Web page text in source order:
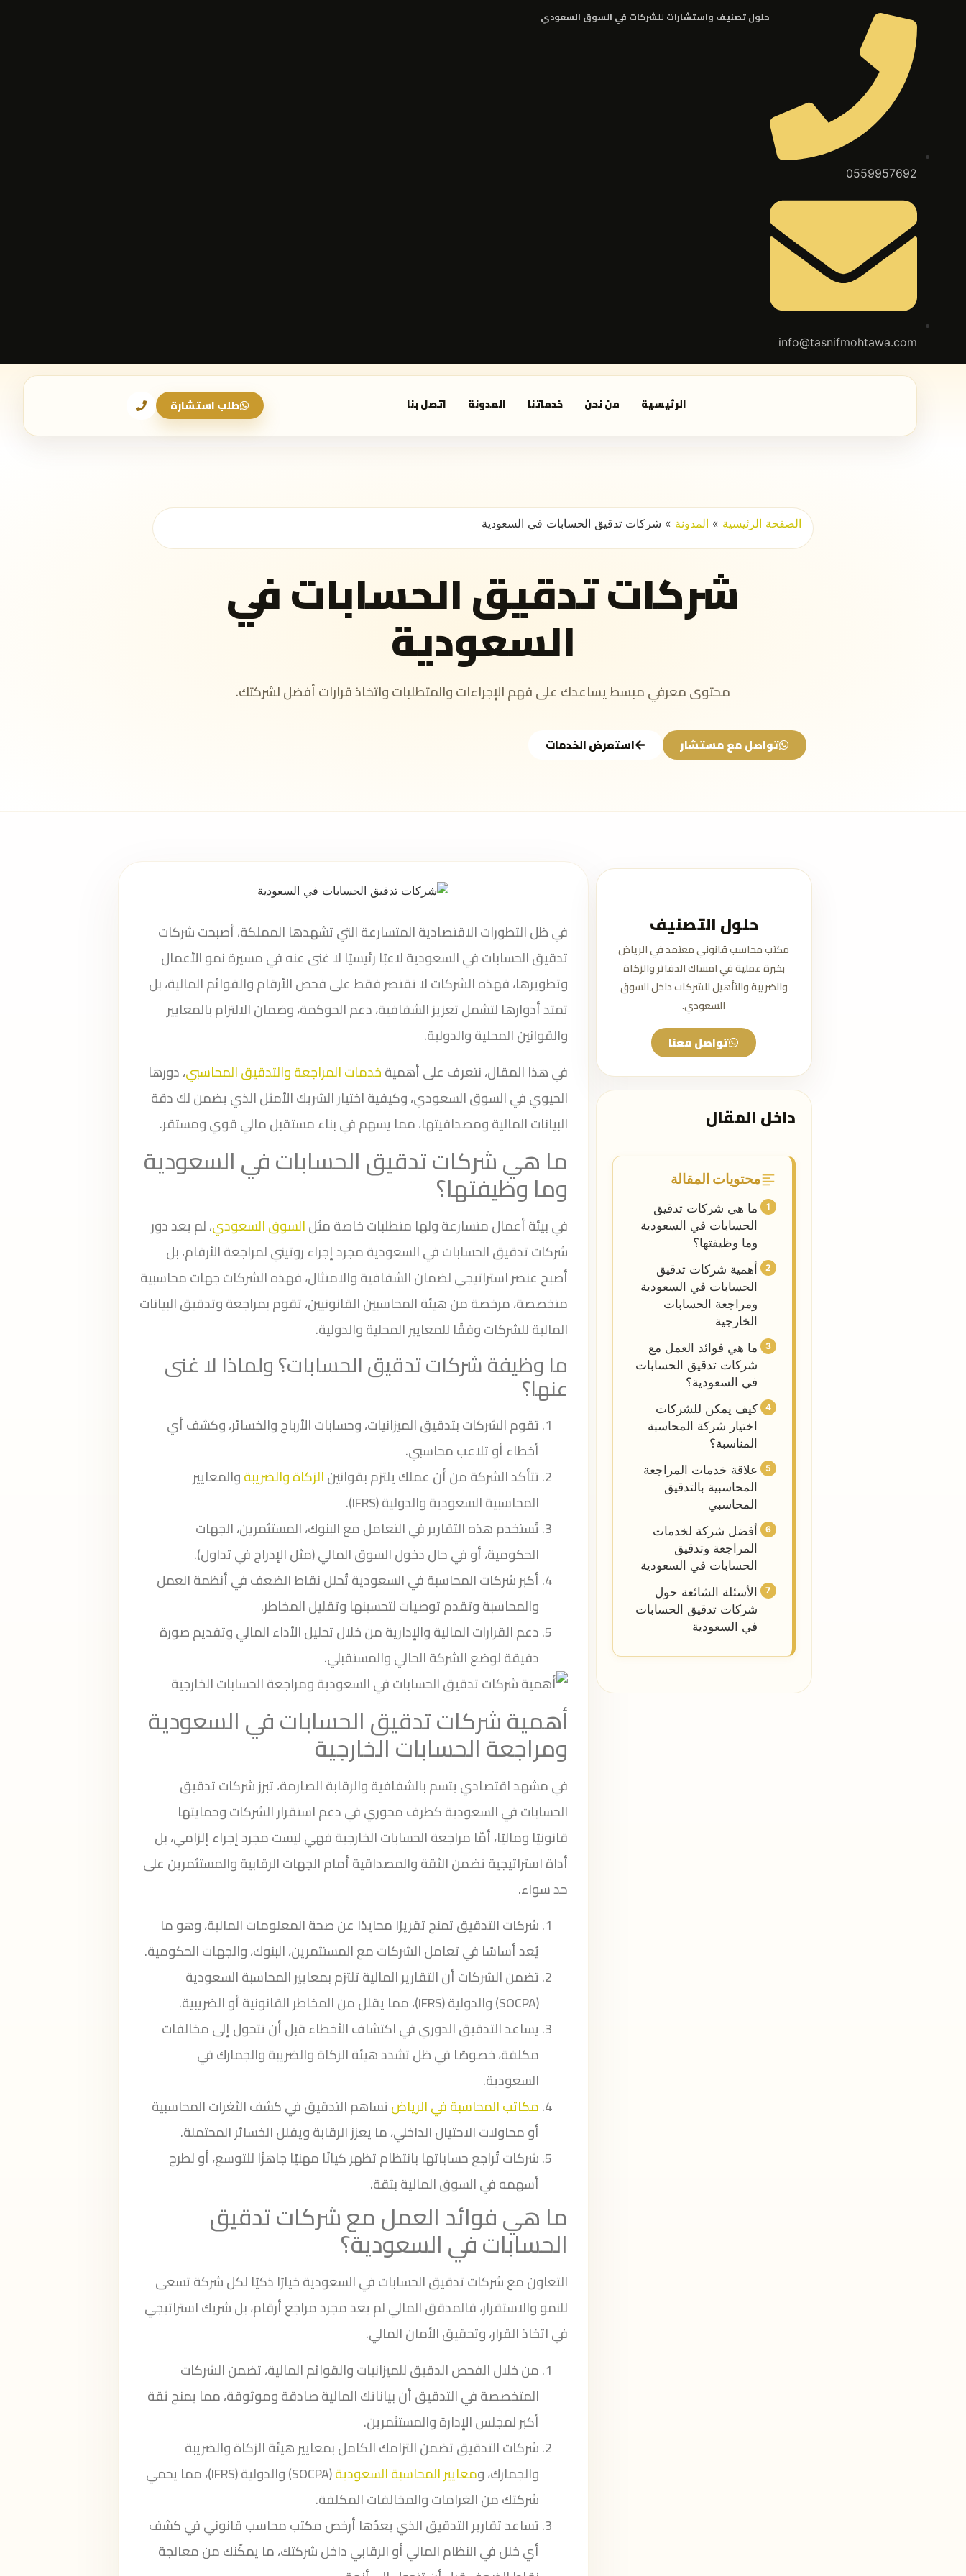
0559957692
info@tasnifmohtawa.com
حلول تصنيف واستشارات للشركات في السوق السعودي
الرئيسية من نحن خدماتنا المدونة اتصل بنا طلب استشارة
الصفحة الرئيسية » المدونة » شركات تدقيق الحسابات في السعودية
شركات تدقيق الحسابات في
السعودية
محتوى معرفي مبسط يساعدك على فهم الإجراءات والمتطلبات واتخاذ قرارات أفضل لشركتك.
تواصل مع مستشار استعرض الخدمات
في ظل التطورات الاقتصادية المتسارعة التي تشهدها المملكة، أصبحت شركات
تدقيق الحسابات في السعودية لاعبًا رئيسيًا لا غنى عنه في مسيرة نمو الأعمال
وتطويرها، فهذه الشركات لا تقتصر فقط على فحص الأرقام والقوائم المالية، بل
تمتد أدوارها لتشمل تعزيز الشفافية، دعم الحوكمة، وضمان الالتزام بالمعايير
والقوانين المحلية والدولية.
في هذا المقال، نتعرف على أهميةخدمات المراجعة والتدقيق المحاسبي، دورها
الحيوي في السوق السعودي، وكيفية اختيار الشريك الأمثل الذي يضمن لك دقة
البيانات المالية ومصداقيتها، مما يسهم في بناء مستقبل مالي قوي ومستقر.
ما هي شركات تدقيق الحسابات في السعودية
وما وظيفتها؟
في بيئة أعمال متسارعة ولها متطلبات خاصة مثلالسوق السعودي، لم يعد دور
شركات تدقيق الحسابات في السعودية مجرد إجراء روتيني لمراجعة الأرقام، بل
أصبح عنصر استراتيجي لضمان الشفافية والامتثال، فهذه الشركات جهات محاسبية
متخصصة، مرخصة من هيئة المحاسبين القانونيين، تقوم بمراجعة وتدقيق البيانات
المالية للشركات وفقًا للمعايير المحلية والدولية.
ما وظيفة شركات تدقيق الحسابات؟ ولماذا لا غنى
عنها؟
تقوم الشركات بتدقيق الميزانيات، وحسابات الأرباح والخسائر، وكشف أي
أخطاء أو تلاعب محاسبي.
تتأكد الشركة من أن عملك يلتزم بقوانينالزكاة والضريبةوالمعايير
المحاسبية السعودية والدولية (IFRS).
تُستخدم هذه التقارير في التعامل مع البنوك، المستثمرين، الجهات
الحكومية، أو في حال دخول السوق المالي (مثل الإدراج في تداول).
أكبر شركات المحاسبة في السعودية تُحلل نقاط الضعف في أنظمة العمل
والمحاسبة وتقدم توصيات لتحسينها وتقليل المخاطر.
دعم القرارات المالية والإدارية من خلال تحليل الأداء المالي وتقديم صورة
دقيقة لوضع الشركة الحالي والمستقبلي.
أهمية شركات تدقيق الحسابات في السعودية
ومراجعة الحسابات الخارجية
في مشهد اقتصادي يتسم بالشفافية والرقابة الصارمة، تبرز شركات تدقيق
الحسابات في السعودية كطرف محوري في دعم استقرار الشركات وحمايتها
قانونيًا وماليًا، أمّا مراجعة الحسابات الخارجية فهي ليست مجرد إجراء إلزامي، بل
أداة استراتيجية تضمن الثقة والمصداقية أمام الجهات الرقابية والمستثمرين على
حد سواء.
شركات التدقيق تمنح تقريرًا محايدًا عن صحة المعلومات المالية، وهو ما
يُعد أساسًا في تعامل الشركات مع المستثمرين، البنوك، والجهات الحكومية.
تضمن الشركات أن التقارير المالية تلتزم بمعايير المحاسبة السعودية
(SOCPA) والدولية (IFRS)، مما يقلل من المخاطر القانونية أو الضريبية.
يساعد التدقيق الدوري في اكتشاف الأخطاء قبل أن تتحول إلى مخالفات
مكلفة، خصوصًا في ظل تشدد هيئة الزكاة والضريبة والجمارك في
السعودية.
مكاتب المحاسبة في الرياضتساهم التدقيق في كشف الثغرات المحاسبية
أو محاولات الاحتيال الداخلي، ما يعزز الرقابة ويقلل الخسائر المحتملة.
شركات تُراجع حساباتها بانتظام تظهر كيانًا مهنيًا جاهزًا للتوسع، أو لطرح
أسهمه في السوق المالية بثقة.
ما هي فوائد العمل مع شركات تدقيق
الحسابات في السعودية؟
التعاون مع شركات تدقيق الحسابات في السعودية خيارًا ذكيًا لكل شركة تسعى
للنمو والاستقرار، فالمدقق المالي لم يعد مجرد مراجع أرقام، بل شريك استراتيجي
في اتخاذ القرار، وتحقيق الأمان المالي.
من خلال الفحص الدقيق للميزانيات والقوائم المالية، تضمن الشركات
المتخصصة في التدقيق أن بياناتك المالية صادقة وموثوقة، مما يمنح ثقة
أكبر لمجلس الإدارة والمستثمرين.
شركات التدقيق تضمن التزامك الكامل بمعايير هيئة الزكاة والضريبة
والجمارك، ومعايير المحاسبة السعودية
(SOCPA) والدولية (IFRS)، مما يحمي
شركتك من الغرامات والمخالفات المكلفة.
تساعد تقارير التدقيق الذي يعدّها أرخص مكتب محاسب قانوني في كشف
أي خلل في النظام المالي أو الرقابي داخل شركتك، ما يمكّنك من معالجة
حلول التصنيف
مكتب محاسب قانوني معتمد في الرياض
بخبرة عملية في امساك الدفاتر والزكاة
والضريبة والتأهيل للشركات داخل السوق
السعودي.
تواصل معنا
داخل المقال
محتويات المقالة
ما هي شركات تدقيق
الحسابات في السعودية
وما وظيفتها؟
أهمية شركات تدقيق
الحسابات في السعودية
ومراجعة الحسابات
الخارجية
ما هي فوائد العمل مع
شركات تدقيق الحسابات
في السعودية؟
كيف يمكن للشركات
اختيار شركة المحاسبة
المناسبة؟
علاقة خدمات المراجعة
المحاسبية بالتدقيق
المحاسبي
أفضل شركة لخدمات
المراجعة وتدقيق
الحسابات في السعودية
الأسئلة الشائعة حول
شركات تدقيق الحسابات
في السعودية